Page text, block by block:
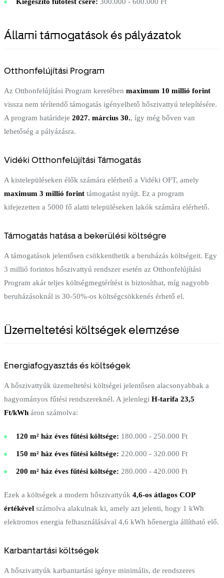
Állami támogatások és pályázatok
Otthonfelújítási Program
Az Otthonfelújítási Program keretében maximum 10 millió forint
vissza nem térítendő támogatás igényelhető hőszivattyú telepítésére.
A program határideje 2027. március 30., így még bőven van
lehetőség a pályázásra.
Vidéki Otthonfelújítási Támogatás
A kistelepüléseken élők számára elérhető a Vidéki OFT, amely
maximum 3 millió forint támogatást nyújt. Ez a program
kifejezetten a 5000 fő alatti településeken lakók számára elérhető.
Támogatás hatása a bekerülési költségre
A támogatások jelentősen csökkenthetik a beruházás költségeit. Egy
3 millió forintos hőszivattyú rendszer esetén az Otthonfelújítási
Program akár teljes költségmegtérítést is biztosíthat, míg nagyobb
beruházásoknál is 30-50%-os költségcsökkenés érhető el.
Üzemeltetési költségek elemzése
Energiafogyasztás és költségek
A hőszivattyúk üzemeltetési költségei jelentősen alacsonyabbak a
hagyományos fűtési rendszereknél. A jelenlegi H-tarifa 23,5
Ft/kWh áron számolva:
120 m² ház éves fűtési költsége: 180.000 - 250.000 Ft
150 m² ház éves fűtési költsége: 220.000 - 320.000 Ft
200 m² ház éves fűtési költsége: 280.000 - 420.000 Ft
Ezek a költségek a modern hőszivattyúk 4,6-os átlagos COP
értékével számolva alakulnak ki, amely azt jelenti, hogy 1 kWh
elektromos energia felhasználásával 4,6 kWh hőenergia állítható elő.
Karbantartási költségek
A hőszivattyúk karbantartási igénye minimális, de rendszeres